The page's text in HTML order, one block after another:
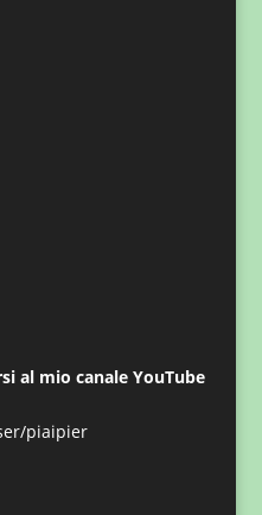
al mio canale YouTube
piaipier